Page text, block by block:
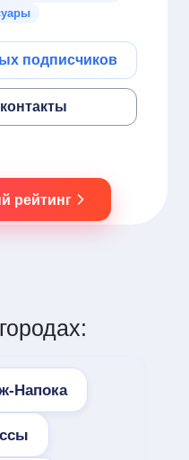
подписчиков
рейтинг
Напока